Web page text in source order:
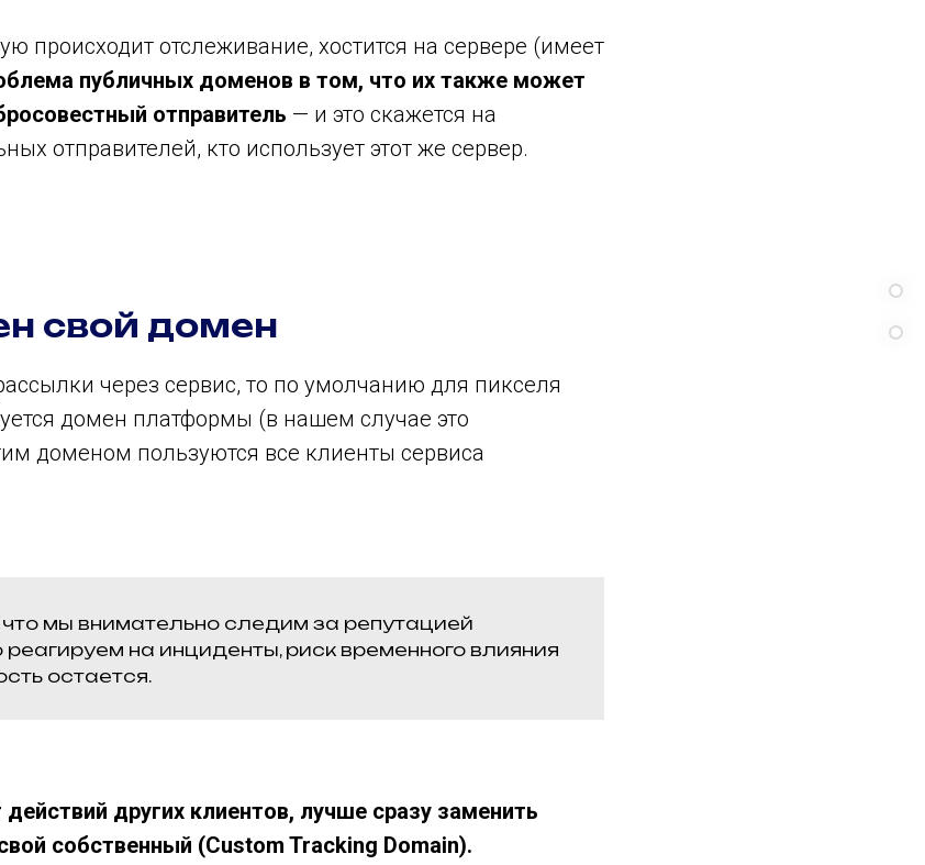
происходит отслеживание, хостится на сервере (имеет
публичных доменов в том, что их также может
отправитель — и это скажется на
отправителей, кто использует этот же сервер.
свой домен
через сервис, то по умолчанию для пикселя
домен платформы (в нашем случае это
доменом пользуются все клиенты сервиса
что мы внимательно следим за репутацией
на инциденты, риск временного влияния
остается.
других клиентов, лучше сразу заменить
собственный (Custom Tracking Domain).